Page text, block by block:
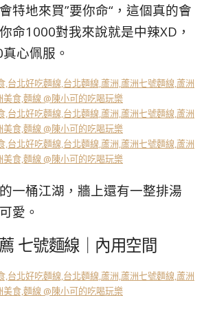
特地來買”要你命“，這個真的會
命1000對我來說就是中辣XD，
心佩服。
一桶江湖，牆上還有一整排湯
愛。
七號麵線｜內用空間